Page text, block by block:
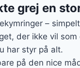
grej en
–
der ikke vil
har styr på alt.
på den nice